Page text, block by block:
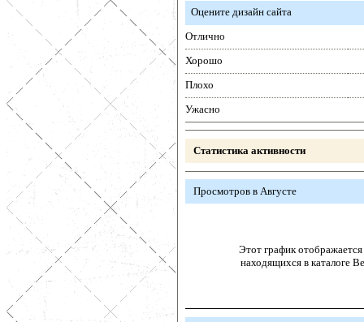
Оцените дизайн сайта
Отлично
Хорошо
Плохо
Ужасно
Статистика активности
Просмотров в Августе
Этот график отображается
находящихся в каталоге